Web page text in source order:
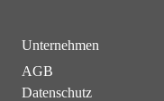
Unternehmen
AGB
Datenschutz